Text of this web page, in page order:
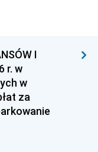
I
r. w
w
za